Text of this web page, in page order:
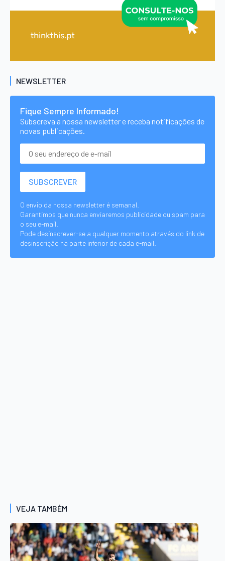
NEWSLETTER
Fique Sempre Informado!
Subscreva a nossa newsletter e receba notificações de
novas publicações.
O envio da nossa newsletter é semanal.
Garantimos que nunca enviaremos publicidade ou spam para
o seu e-mail.
Pode desinscrever-se a qualquer momento através do link de
desinscrição na parte inferior de cada e-mail.
VEJA TAMBÉM